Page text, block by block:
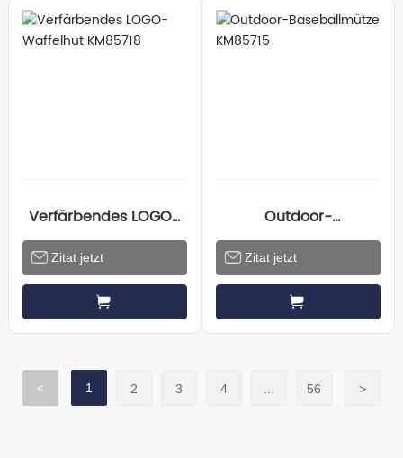
Verfärbendes LOGO-
Waffelhut KM85718
Zitat jetzt
Outdoor-
Baseballmütze
KM85715
Zitat jetzt
< 1 2 3 4 56 >